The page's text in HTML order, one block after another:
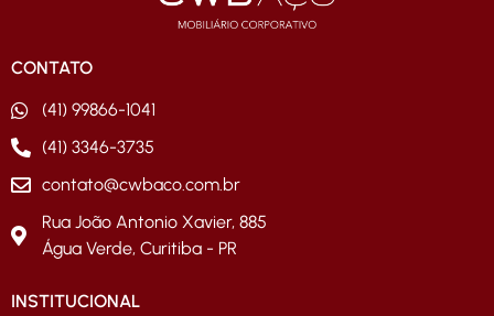
CONTATO
(41) 99866-1041
(41) 3346-3735
contato@cwbaco.com.br
Rua João Antonio Xavier, 885
Água Verde, Curitiba - PR
INSTITUCIONAL